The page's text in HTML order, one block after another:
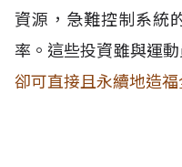
資源，急難控制系統
率。這些投資雖與運
卻可直接且永續地造福